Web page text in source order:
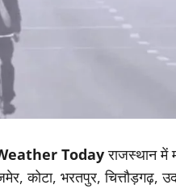
Todayराजस्थान में
कोटा, भरतपुर,